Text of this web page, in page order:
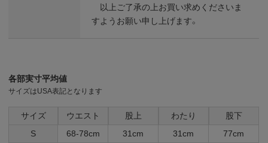
以上ご了承の上お買い求めくださいま
すようお願い申し上げます。
各部実寸平均値
サイズはUSA表記となります
サイズ ウエスト 股上 わたり
股下
S
68-78cm 31cm 31cm
77cm